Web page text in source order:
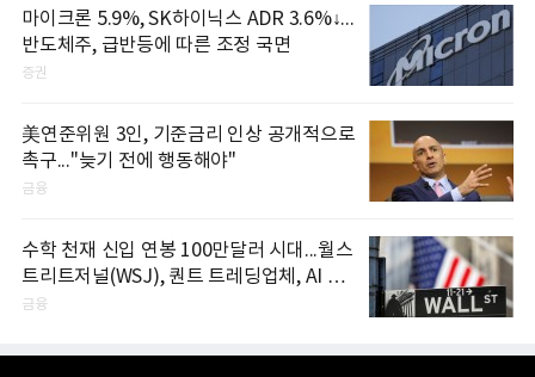
마이크론 5.9%, SK하이닉스 ADR 3.6%↓...
반도체주, 급반등에 따른 조정 국면
증권
美연준위원 3인, 기준금리 인상 공개적으로
촉구..."늦기 전에 행동해야"
금융
수학 천재 신입 연봉 100만달러 시대...월스
트리트저널(WSJ), 퀀트 트레딩업체, AI 기
업들 인재 확보 경쟁
금융